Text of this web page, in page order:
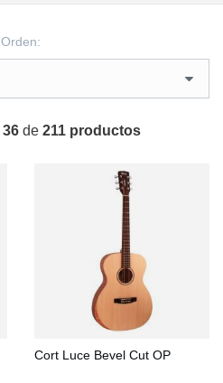
Orden:
36 de 211 productos
Cort Luce Bevel Cut OP